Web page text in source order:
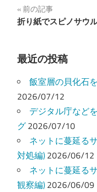
投
稿
ナ
ビ
ゲ
ー
シ
ョ
ン
前の記事
折り紙でスピノサウ
最近の投稿
飯室層の貝化石
2026/07/12
デジタル庁など
グ2026/07/10
ネットに蔓延る
対処編)2026/06/12
ネットに蔓延る
観察編)2026/06/09